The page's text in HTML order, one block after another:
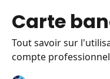
Carte
Tout savoir sur
compte